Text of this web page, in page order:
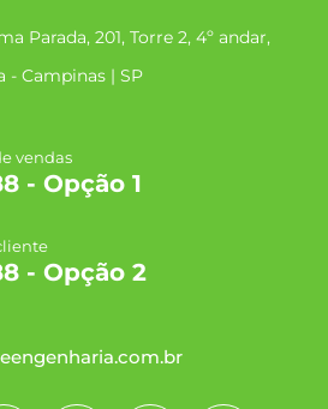
Parada, 201, Torre 2, 4º andar,
- Campinas | SP
vendas
- Opção 1
- Opção 2